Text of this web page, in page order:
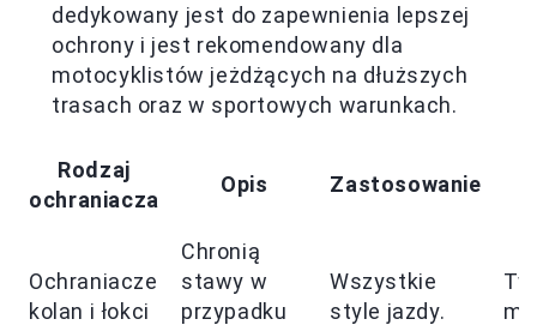
dedykowany jest do zapewnienia lepszej
ochrony i jest rekomendowany dla
motocyklistów jeżdżących na dłuższych
trasach oraz w sportowych warunkach.
Rodzaj
ochraniacza
Opis Zastosowanie
Ochraniacze
kolan i łokci
Chronią
stawy w
przypadku
Wszystkie
style jazdy.